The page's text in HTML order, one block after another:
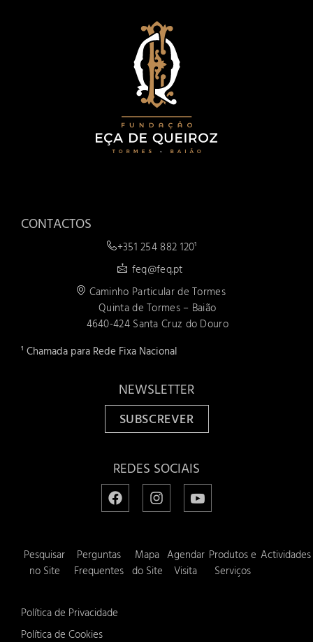
CONTACTOS
+351 254 882 120¹
feq@feq.pt
Caminho Particular de Tormes
Quinta de Tormes – Baião
4640-424 Santa Cruz do Douro
¹ Chamada para Rede Fixa Nacional
NEWSLETTER
SUBSCREVER
REDES SOCIAIS
Pesquisar
no Site
Perguntas
Frequentes
Mapa
do Site
Agendar
Visita
Produtos e
Serviços
Actividades
Política de Privacidade
Política de Cookies